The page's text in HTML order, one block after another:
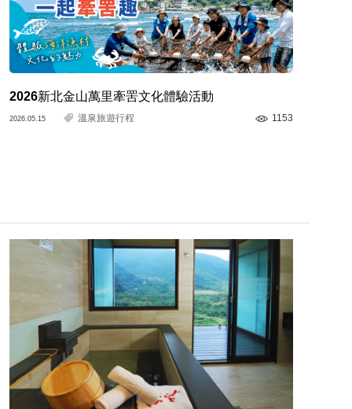
2026新北金山萬里牽罟文化體驗活動
2026.05.15 溫泉旅遊行程 1153